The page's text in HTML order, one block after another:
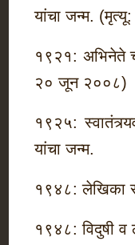
यांचा जन्म.
१९२१: अभिनेते
२० जून २००८)
१९२५:
यांचा जन्म.
१९४८: लेखिका
१९४८: विदुषी व